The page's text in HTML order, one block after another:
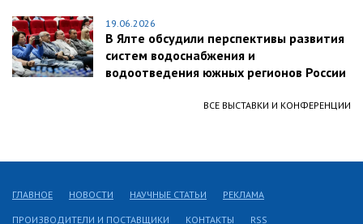
19.06.2026
В Ялте обсудили перспективы развития
систем водоснабжения и
водоотведения южных регионов России
ВСЕ ВЫСТАВКИ И КОНФЕРЕНЦИИ
ГЛАВНОЕ НОВОСТИ НАУЧНЫЕ СТАТЬИ РЕКЛАМА
ПРОИЗВОДИТЕЛИ И ПОСТАВЩИКИ КОНТАКТЫ RSS